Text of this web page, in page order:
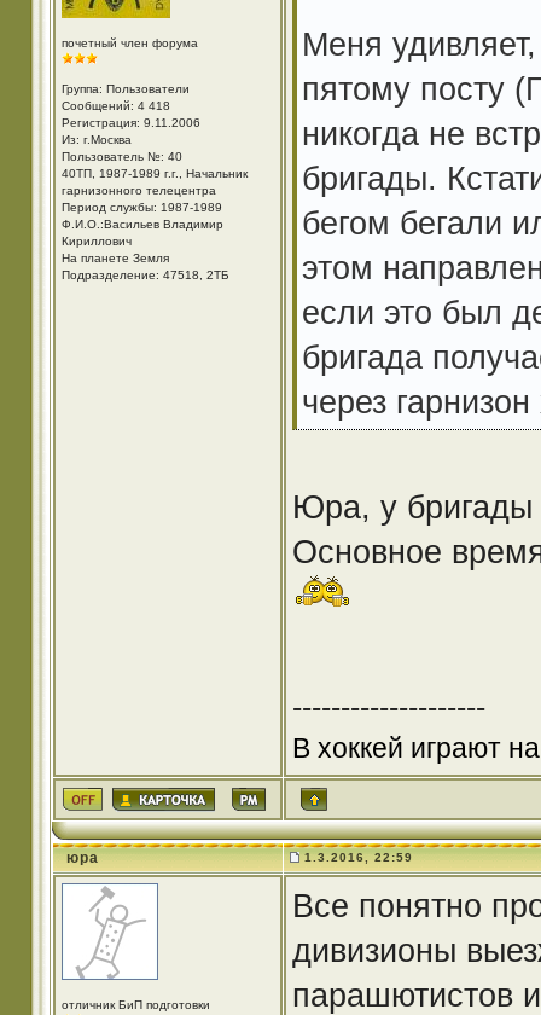
почетный член форума
Группа: Пользователи
Сообщений: 4 418
Регистрация: 9.11.2006
Из: г.Москва
Пользователь №: 40
40ТП, 1987-1989 г.г., Начальник
гарнизонного телецентра
Период службы: 1987-1989
Ф.И.О.:Васильев Владимир
Кириллович
На планете Земля
Подразделение: 47518, 2ТБ
Меня
пятому посту
никогда не
бригады.
бегом бегали
этом
если это был
бригада
через
Юра, у бригады
Основное
--------------------
В хоккей играют
юра 1.3.2016, 22:59
отличник БиП подготовки
Все понятно
дивизионы
парашютистов